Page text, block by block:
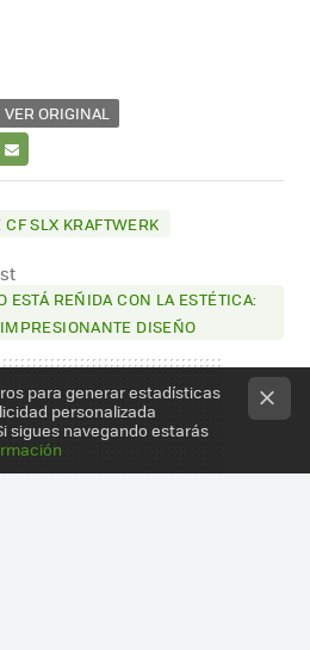
VER ORIGINAL
E-
SLX KRAFTWERK
ESTÁ REÑIDA CON LA ESTÉTICA:
DISEÑO
para generar estadísticas
personalizada
sigues navegando estarás